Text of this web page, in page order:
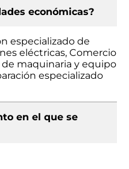
económicas?
especializado de
eléctricas, Comercio
maquinaria y equipo
especializado
en el que se